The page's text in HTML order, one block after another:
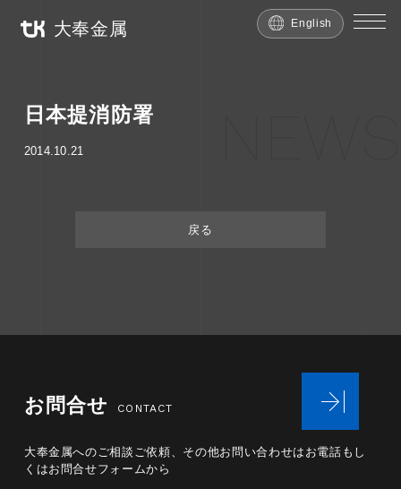
大奉金属 English
日本提消防署
2014.10.21
戻る
お問合せ CONTACT
大奉金属へのご相談ご依頼、その他お問い合わせは お電話もし
くはお問合せフォームから